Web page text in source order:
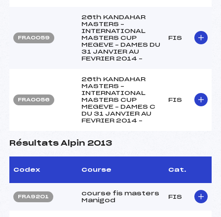
FRA0059
26th KANDAHAR
MASTERS –
INTERNATIONAL
MASTERS CUP
MEGEVE – DAMES DU
31 JANVIER AU
FEVRIER 2014 –
FIS
FRA0056
26th KANDAHAR
MASTERS –
INTERNATIONAL
MASTERS CUP
MEGEVE – DAMES C
DU 31 JANVIER AU
FEVRIER 2014 –
FIS
Résultats Alpin 2013
Codex Course Cat.
FRA9201
course fis masters
Manigod
FIS